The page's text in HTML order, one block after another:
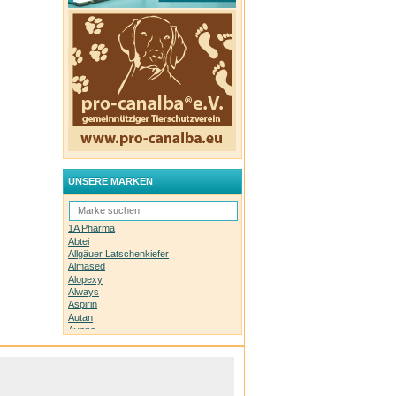
UNSERE MARKEN
1A Pharma
Abtei
Allgäuer Latschenkiefer
Almased
Alopexy
Always
Aspirin
Autan
Avene
Bachblüten-Orginal